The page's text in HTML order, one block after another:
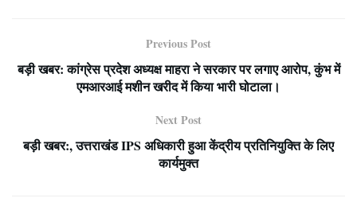
Previous Post
बड़ी खबर: कांग्रेस प्रदेश अध्यक्ष माहरा ने सरकार पर लगाए आरोप, कुंभ में
एमआरआई मशीन खरीद में किया भारी घोटाला।
Next Post
बड़ी खबर:, उत्तराखंड IPS अधिकारी हुआ केंद्रीय प्रतिनियुक्ति के लिए
कार्यमुक्त